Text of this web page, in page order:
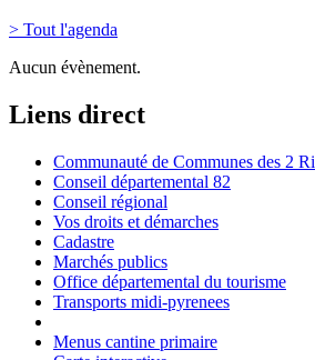
> Tout l'agenda
Aucun évènement.
Liens direct
Communauté de Communes des 2
Conseil départemental 82
Conseil régional
Vos droits et démarches
Cadastre
Marchés publics
Office départemental du tourisme
Transports midi-pyrenees
Menus cantine primaire